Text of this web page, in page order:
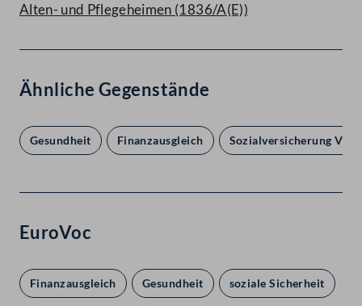
Alten- und Pflegeheimen (1836/A(E))
Ähnliche Gegenstände
Gesundheit Finanzausgleich Sozialversicherung VI.
EuroVoc
Finanzausgleich Gesundheit soziale Sicherheit